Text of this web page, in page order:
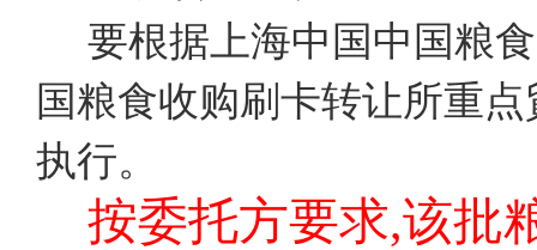
要根据上海中国中国粮
国粮食收购刷卡转让所重
执行。
按委托方要求,该批